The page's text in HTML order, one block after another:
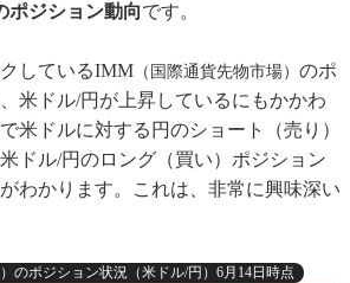
ポジション動向です。
しているIMM （国際通貨先物市場） のポ
米ドル/円が上昇しているにもかかわ
米ドルに対する円のショート（売り）
ドル/円のロング（買い）ポジション
わかります。これは、非常に興味深い
のポジション状況（米ドル/円）6月14日時点